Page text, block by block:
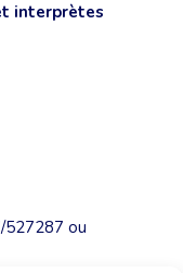
interprètes
527287 ou